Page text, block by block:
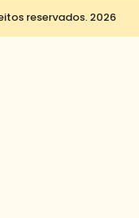
reservados. 2026